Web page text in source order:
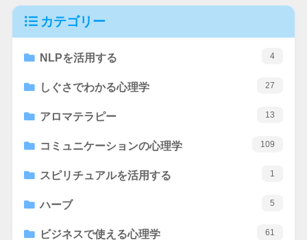
カテゴリー
NLPを活用する 4
しぐさでわかる心理学 27
アロマテラピー 13
コミュニケーションの心理学 109
スピリチュアルを活用する 1
ハーブ 5
ビジネスで使える心理学 61